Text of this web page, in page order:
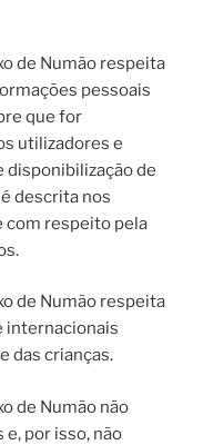
de Numão respeita
pessoais
que for
utilizadores e
disponibilização de
descrita nos
com respeito pela
de Numão respeita
internacionais
das crianças.
de Numão não
por isso, não